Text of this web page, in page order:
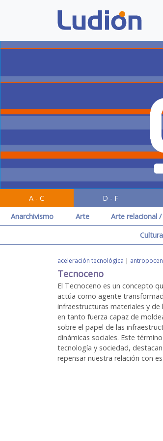
A - C D - F
Anarchivismo
Arte Arte relacional
aceleración tecnológica |
Tecnoceno
El Tecnoceno es un concepto
actúa como agente
infraestructuras materiales y de
en tanto fuerza capaz de
sobre el papel de las
dinámicas sociales. Este
tecnología y sociedad,
repensar nuestra relación con